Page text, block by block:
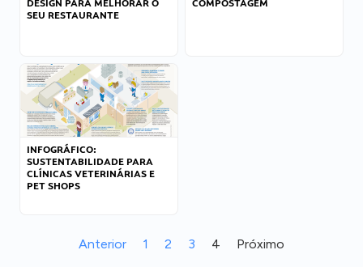
DESIGN PARA MELHORAR O
SEU RESTAURANTE
COMPOSTAGEM
INFOGRÁFICO:
SUSTENTABILIDADE PARA
CLÍNICAS VETERINÁRIAS E
PET SHOPS
Anterior 1 2 3 4 Próximo